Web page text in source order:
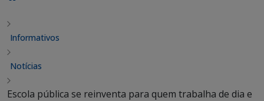
Informativos
Notícias
Escola pública se reinventa para quem trabalha de dia e